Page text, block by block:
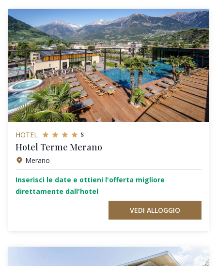
HOTEL s
Hotel Terme Merano
Merano
Inserisci le date e ottieni l'offerta migliore
direttamente dall'hotel
VEDI ALLOGGIO